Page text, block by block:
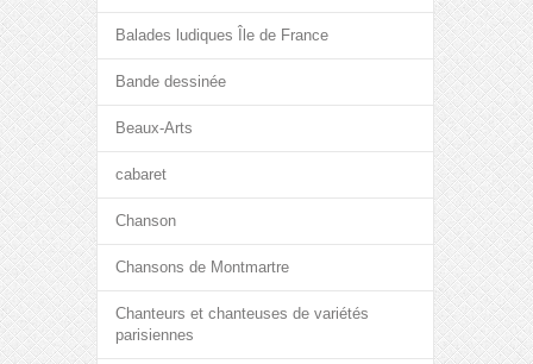
Balades ludiques Île de France
Bande dessinée
Beaux-Arts
cabaret
Chanson
Chansons de Montmartre
Chanteurs et chanteuses de variétés
parisiennes